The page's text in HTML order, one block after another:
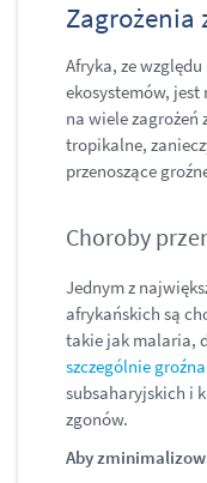
Zagrożenia
Afryka, ze
ekosystemów, jest
na wiele
tropikalne,
przenoszące
Choroby
Jednym z
afrykańskich są
takie jak malaria,
szczególnie groźna
subsaharyjskich i
zgonów.
Aby